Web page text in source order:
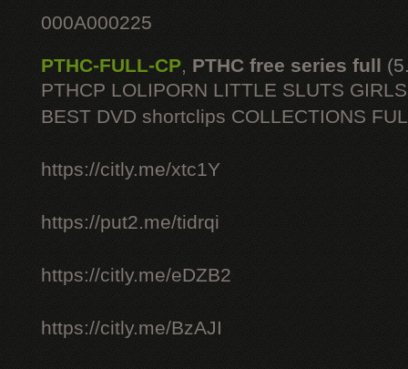
000A000225
PTHC-FULL-CP, PTHC free series full
PTHCP LOLIPORN LITTLE SLUTS
BEST DVD shortclips COLLECTIONS
https://citly.me/xtc1Y
https://put2.me/tidrqi
https://citly.me/eDZB2
https://citly.me/BzAJI